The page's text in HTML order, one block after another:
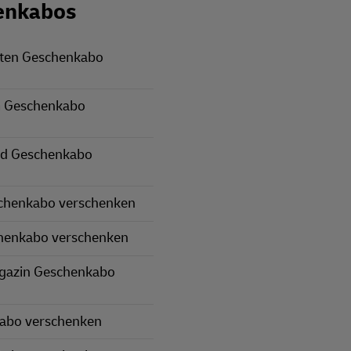
Geschenkabo
Geschenkabo
verschenken
verschenken
Geschenkabo
verschenken